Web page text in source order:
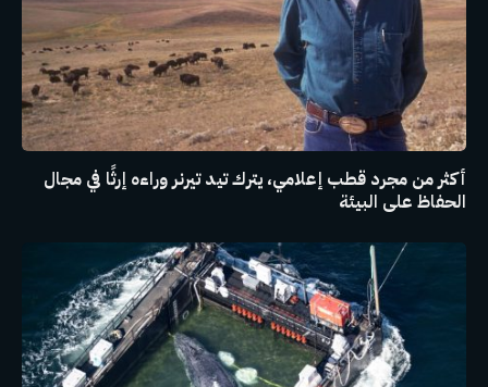
أكثر من مجرد قطب إعلامي، يترك تيد تيرنر وراءه إرثًا في مجال
الحفاظ على البيئة